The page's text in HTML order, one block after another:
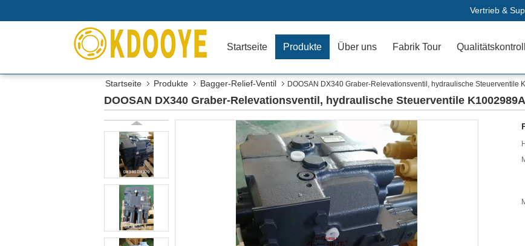
Vertrieb &
Startseite Produkte Über uns Fabrik Tour
Startseite Produkte Bagger-Relief-Ventil DOOSAN DX340 Graber-Relevationsventil, hydraulische Steuerventile
DOOSAN DX340 Graber-Relevationsventil, hydraulische Steuerventile